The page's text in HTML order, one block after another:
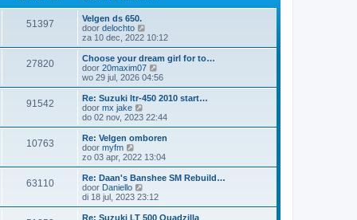
s
t
e
b
e
r
i
c
h
t
t
s
t
e
b
e
r
c
h
t
51397
Velgen ds 650.
door delochto
e
k
i
j
k
a
a
t
s
e
e
r
i
h
t
za 10 dec, 2022 10:12
27820
Choose your dream girl for to…
door 20maxim07
e
k
i
k
a
t
s
e
e
r
wo 29 jul, 2026 04:56
91542
Re: Suzuki ltr-450 2010 start…
door mx jake
e
k
i
k
a
t
s
do 02 nov, 2023 22:44
10763
Re: Velgen omboren
door myfm
e
k
i
j
k
a
zo 03 apr, 2022 13:04
63110
Re: Daan's Banshee SM Rebuild…
door Daniello
e
k
i
di 18 jul, 2023 23:12
Re: Suzuki LT 500 Quadzilla